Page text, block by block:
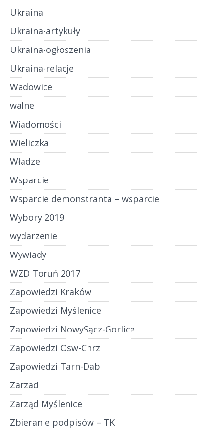
Ukraina
Ukraina-artykuły
Ukraina-ogłoszenia
Ukraina-relacje
Wadowice
walne
Wiadomości
Wieliczka
Władze
Wsparcie
Wsparcie demonstranta – wsparcie
Wybory 2019
wydarzenie
Wywiady
WZD Toruń 2017
Zapowiedzi Kraków
Zapowiedzi Myślenice
Zapowiedzi NowySącz-Gorlice
Zapowiedzi Osw-Chrz
Zapowiedzi Tarn-Dab
Zarzad
Zarząd Myślenice
Zbieranie podpisów – TK